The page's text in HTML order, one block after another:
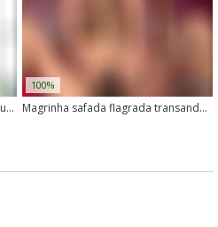
Loirinha gostosa dando o cu para um cachorro enorme
100%
Magrinha safada flagrada transando com animal